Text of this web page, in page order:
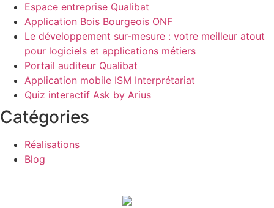
Espace entreprise Qualibat
Application Bois Bourgeois ONF
Le développement sur-mesure : votre meilleur atout
pour logiciels et applications métiers
Portail auditeur Qualibat
Application mobile ISM Interprétariat
Quiz interactif Ask by Arius
Catégories
Réalisations
Blog